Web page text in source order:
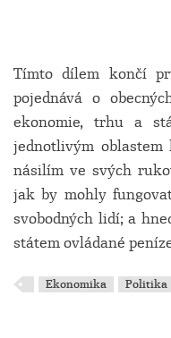
Tímto dílem končí
pojednává o
ekonomie, trhu a
jednotlivým
násilím ve svých
jak by mohly
svobodných lidí; a
státem ovládané
Ekonomika Politika